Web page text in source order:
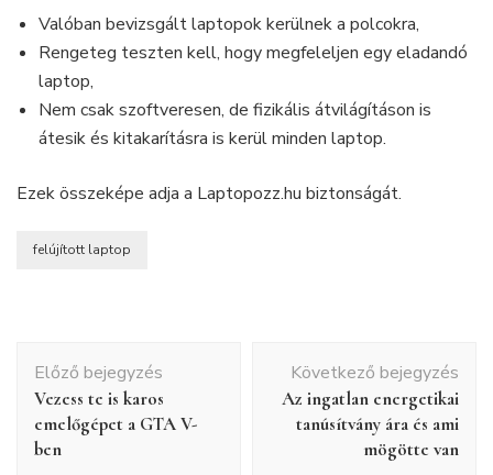
Valóban bevizsgált laptopok kerülnek a polcokra,
Rengeteg teszten kell, hogy megfeleljen egy eladandó
laptop,
Nem csak szoftveresen, de fizikális átvilágításon is
átesik és kitakarításra is kerül minden laptop.
Ezek összeképe adja a Laptopozz.hu biztonságát.
felújított laptop
navigáció
Előző bejegyzés
Vezess te is karos
emelőgépet a GTA V-
ben
Következő bejegyzés
Az ingatlan energetikai
tanúsítvány ára és ami
mögötte van